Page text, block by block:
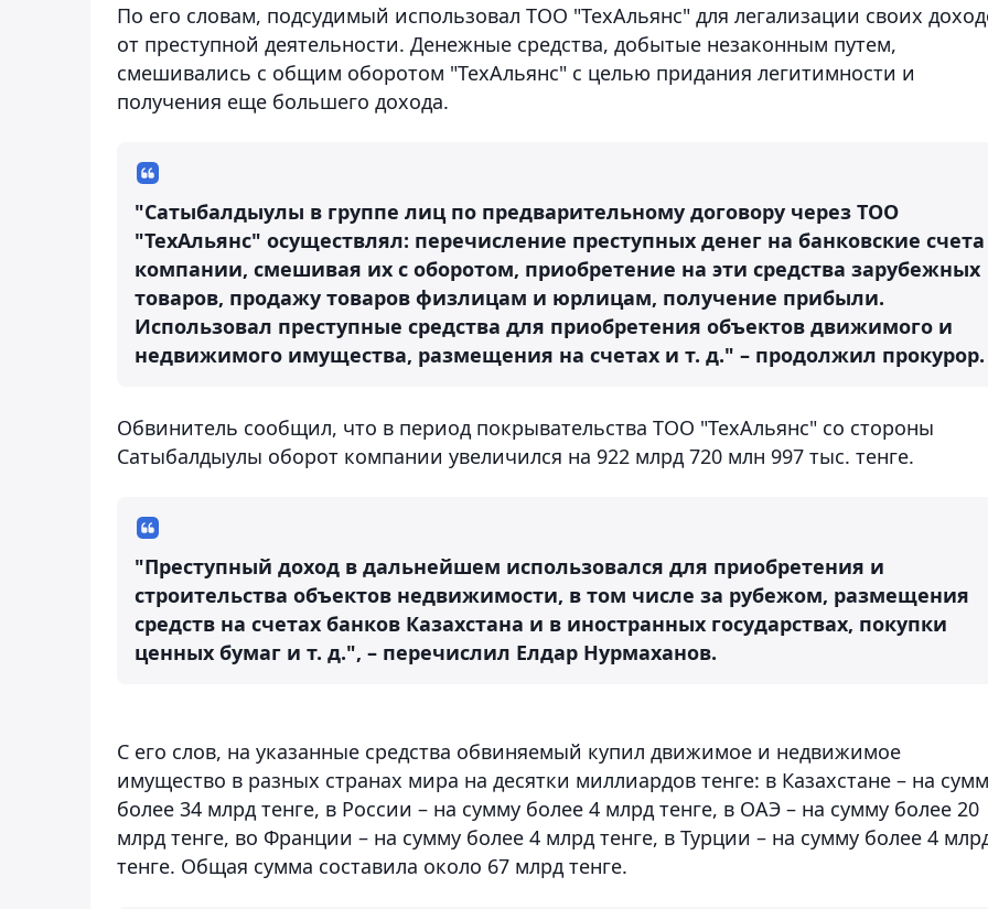
По его словам, подсудимый использовал ТОО "ТехАльянс" для легализации своих
от преступной деятельности. Денежные средства, добытые незаконным путем,
смешивались с общим оборотом "ТехАльянс" с целью придания легитимности и
получения еще большего дохода.
"Сатыбалдыулы в группе лиц по предварительному договору через ТОО
"ТехАльянс" осуществлял: перечисление преступных денег на банковские счета
компании, смешивая их с оборотом, приобретение на эти средства зарубежных
товаров, продажу товаров физлицам и юрлицам, получение прибыли.
Использовал преступные средства для приобретения объектов движимого и
недвижимого имущества, размещения на счетах и т. д." – продолжил прокурор.
Обвинитель сообщил, что в период покрывательства ТОО "ТехАльянс" со стороны
Сатыбалдыулы оборот компании увеличился на 922 млрд 720 млн 997 тыс. тенге.
"Преступный доход в дальнейшем использовался для приобретения и
строительства объектов недвижимости, в том числе за рубежом, размещения
средств на счетах банков Казахстана и в иностранных государствах, покупки
ценных бумаг и т. д.", – перечислил Елдар Нурмаханов.
С его слов, на указанные средства обвиняемый купил движимое и недвижимое
имущество в разных странах мира на десятки миллиардов тенге: в Казахстане – на
более 34 млрд тенге, в России – на сумму более 4 млрд тенге, в ОАЭ – на сумму более 20
млрд тенге, во Франции – на сумму более 4 млрд тенге, в Турции – на сумму более 4
тенге. Общая сумма составила около 67 млрд тенге.